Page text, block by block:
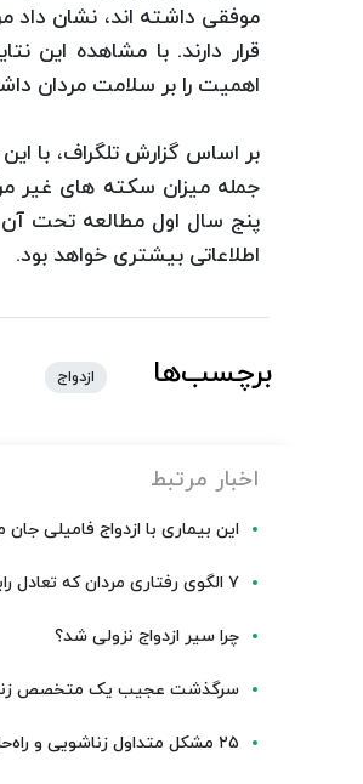
قرار دارند. با مشاهده این
اهمیت را بر سلامت مردان
بر اساس گزارش تلگراف، با
جمله میزان سکته های غیر
پنج سال اول مطالعه تحت آن
اطلاعاتی بیشتری خواهد بود.
برچسب‌ها ازدواج
اخبار مرتبط
این بیماری با ازدواج فامیلی
۷ الگوی رفتاری مردان که تعادل رابطه را بر هم می‌زند
چرا سیر ازدواج نزولی شد؟
سرگذشت عجیب یک متخصص
۲۵ مشکل متداول زناشویی و راه‌حل‌های کاربردی برای نجات ازدواج